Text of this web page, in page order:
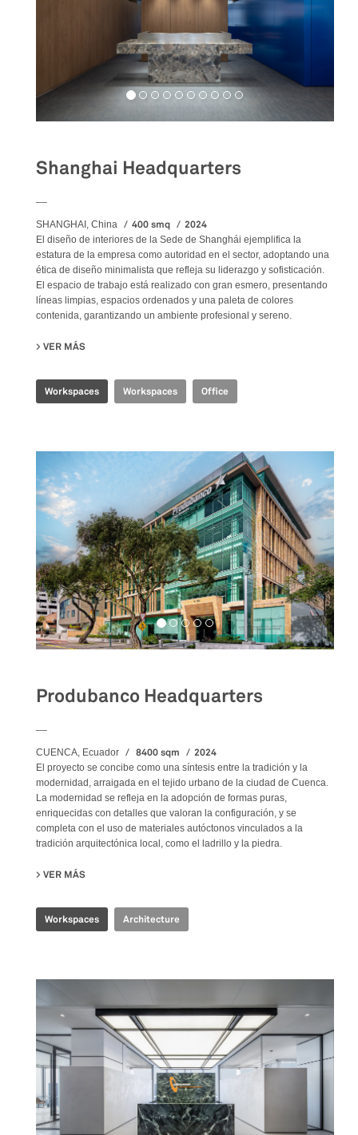
Shanghai Headquarters
SHANGHAI, China 400 smq 2024
El diseño de interiores de la Sede de Shanghái ejemplifica la
estatura de la empresa como autoridad en el sector, adoptando una
ética de diseño minimalista que refleja su liderazgo y sofisticación.
El espacio de trabajo está realizado con gran esmero, presentando
líneas limpias, espacios ordenados y una paleta de colores
contenida, garantizando un ambiente profesional y sereno.
VER MÁS
Workspaces Workspaces Office
Produbanco Headquarters
CUENCA, Ecuador 8400 sqm 2024
El proyecto se concibe como una síntesis entre la tradición y la
modernidad, arraigada en el tejido urbano de la ciudad de Cuenca.
La modernidad se refleja en la adopción de formas puras,
enriquecidas con detalles que valoran la configuración, y se
completa con el uso de materiales autóctonos vinculados a la
tradición arquitectónica local, como el ladrillo y la piedra.
VER MÁS
Workspaces Architecture